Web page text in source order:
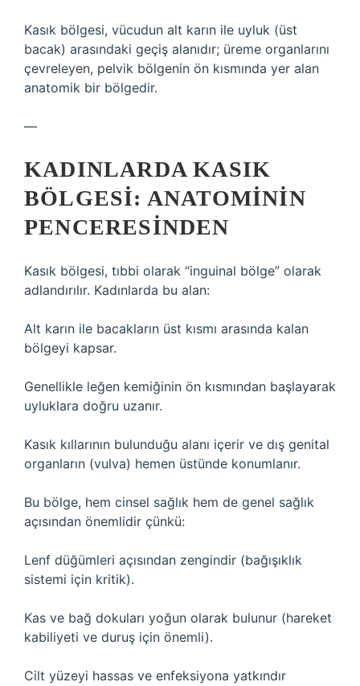
Kasık bölgesi, vücudun alt karın ile uyluk (üst
bacak) arasındaki geçiş alanıdır; üreme organlarını
çevreleyen, pelvik bölgenin ön kısmında yer alan
anatomik bir bölgedir.
—
KADINLARDA KASIK
BÖLGESI: ANATOMININ
PENCERESINDEN
Kasık bölgesi, tıbbi olarak “inguinal bölge” olarak
adlandırılır. Kadınlarda bu alan:
Alt karın ile bacakların üst kısmı arasında kalan
bölgeyi kapsar.
Genellikle leğen kemiğinin ön kısmından başlayarak
uyluklara doğru uzanır.
Kasık kıllarının bulunduğu alanı içerir ve dış genital
organların (vulva) hemen üstünde konumlanır.
Bu bölge, hem cinsel sağlık hem de genel sağlık
açısından önemlidir çünkü:
Lenf düğümleri açısından zengindir (bağışıklık
sistemi için kritik).
Kas ve bağ dokuları yoğun olarak bulunur (hareket
kabiliyeti ve duruş için önemli).
Cilt yüzeyi hassas ve enfeksiyona yatkındır